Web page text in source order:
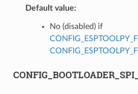
Default value:
No (disabled) if